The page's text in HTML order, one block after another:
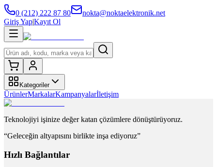
0 (212) 222 87 80
nokta@noktaelektronik.net
Giriş Yap|Kayıt Ol
Kategoriler
ÜrünlerMarkalarKampanyalarİletişim
Teknolojiyi işinize değer katan çözümlere dönüştürüyoruz.
“Geleceğin altyapısını birlikte inşa ediyoruz”
Hızlı Bağlantılar